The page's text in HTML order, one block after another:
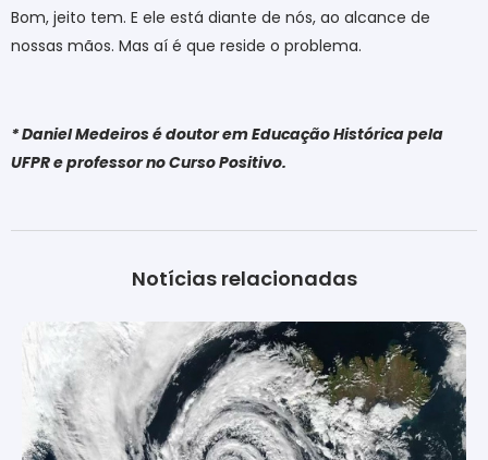
Bom, jeito tem. E ele está diante de nós, ao alcance de
nossas mãos. Mas aí é que reside o problema.
* Daniel Medeiros é doutor em Educação Histórica pela
UFPR e professor no Curso Positivo.
Notícias relacionadas